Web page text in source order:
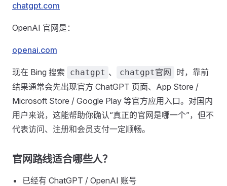
chatgpt.com
OpenAI 官网是：
openai.com
现在 Bing 搜索 chatgpt 、 chatgpt官网
时，靠前
结果通常会先出现官方 ChatGPT 页面、App Store /
Microsoft Store / Google Play 等官方应用入口。对国内
用户来说，这能帮助你确认“真正的官网是哪一个”，但不
代表访问、注册和会员支付一定顺畅。
官网路线适合哪些人？
已经有 ChatGPT / OpenAI 账号